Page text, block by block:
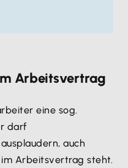
Arbeitsvertrag
eine sog.
darf
auch
Arbeitsvertrag steht.